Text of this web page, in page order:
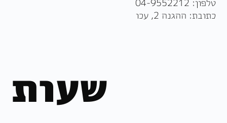
שעות
טלפון: 04-9552212
כתובת: ההגנה 2, עכו